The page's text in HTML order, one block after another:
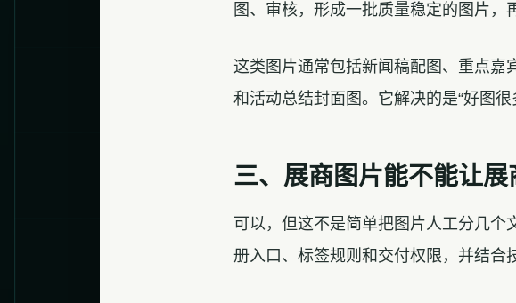
图、审核，形成一批质量稳定的图片，
这类图片通常包括新闻稿配图、重点嘉
和活动总结封面图。它解决的是“好图很
三、展商图片能不能让展
可以，但这不是简单把图片人工分几
册入口、标签规则和交付权限，并结合